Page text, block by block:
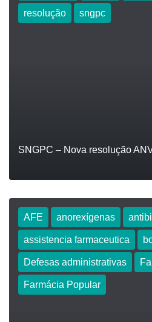
LEIA
resolução sngpc
SNGPC – Nova resolução
LEIA
AFE anorexígenas
assistencia farmaceutica
Defesas administrativas
Farmácia Popular